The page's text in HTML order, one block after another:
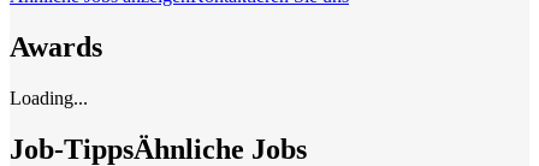
Awards
Loading...
Job-TippsÄhnliche Jobs